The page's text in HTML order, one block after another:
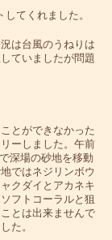
てくれました。
は台風のうねりは
ていましたが問題
とができなかった
ーしました。午前
深場の砂地を移動
ではネジリンボウ
クダイとアカネキ
フトコーラルと狙
とは出来ませんで
た。